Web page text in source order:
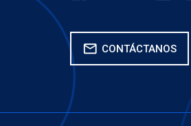
mail CONTÁCTANOS